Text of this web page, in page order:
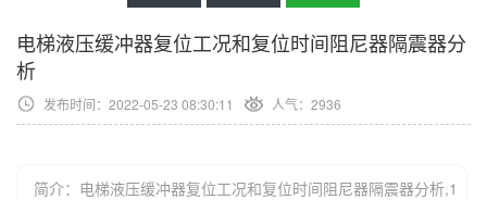
电梯液压缓冲器复位工况和复位时间阻尼器隔震器分
析
发布时间：2022-05-23 08:30:11 人气： 2936
简介：电梯液压缓冲器复位工况和复位时间阻尼器隔震器分析,1